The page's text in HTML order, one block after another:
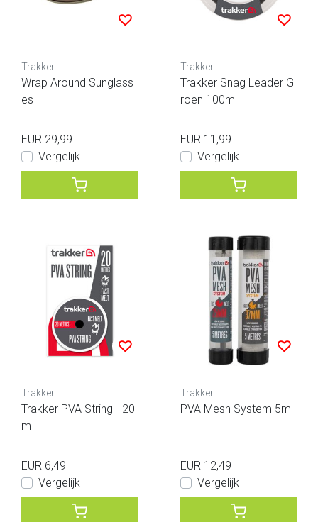
Trakker
Wrap Around Sunglass
es
EUR 29,99
Vergelijk
Trakker
Trakker Snag Leader G
roen 100m
EUR 11,99
Vergelijk
Trakker
Trakker PVA String - 20
m
EUR 6,49
Vergelijk
Trakker
PVA Mesh System 5m
EUR 12,49
Vergelijk